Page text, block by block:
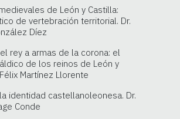
de León y Castilla:
de vertebración territorial. Dr.
Díez
rey a armas de la corona: el
de los reinos de León y
Martínez Llorente
identidad castellanoleonesa. Dr.
Conde